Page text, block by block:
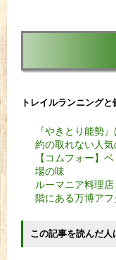
トレイルランニング
『やきとり能勢
約の取れない人
【コムフォー】
場の味
ルーマニア料理
階にある万博ア
この記事を読んだ